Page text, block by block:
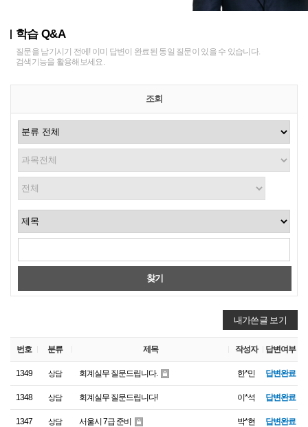
학습 Q&A
질문을 남기시기 전에! 이미 답변이 완료된 동일 질문이 있을 수 있습니다.
검색기능을 활용해보세요.
조회
찾기
내가쓴글 보기
번호 분류 제목 작성자 답변여부
1349 상담 회계실무 질문드립니다. 한*민 답변완료
1348 상담 회계실무 질문드립니다! 이*석 답변완료
1347 상담 서울시 7급 준비 박*현 답변완료